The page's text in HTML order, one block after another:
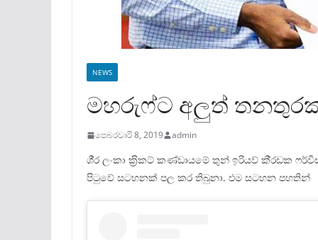
NEWS
මහරුෆ්ට අලුත්
පෙබරවාරි 8, 2019 admin
ශී‍්‍ර ලංකා ක‍්‍රිකට් කණ්ඩායමේ තුන් ඉරියව් කී‍්‍රඩක
පිටුවේ සටහනක් පල කර තිබුනා. එම සටහන පහතින්